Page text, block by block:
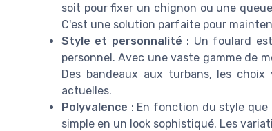
soit pour fixer un chignon ou une
C'est une solution parfaite pour
Style et personnalité : Un foulard
personnel. Avec une vaste gamme de
Des bandeaux aux turbans, les
actuelles.
Polyvalence : En fonction du style
simple en un look sophistiqué. Les